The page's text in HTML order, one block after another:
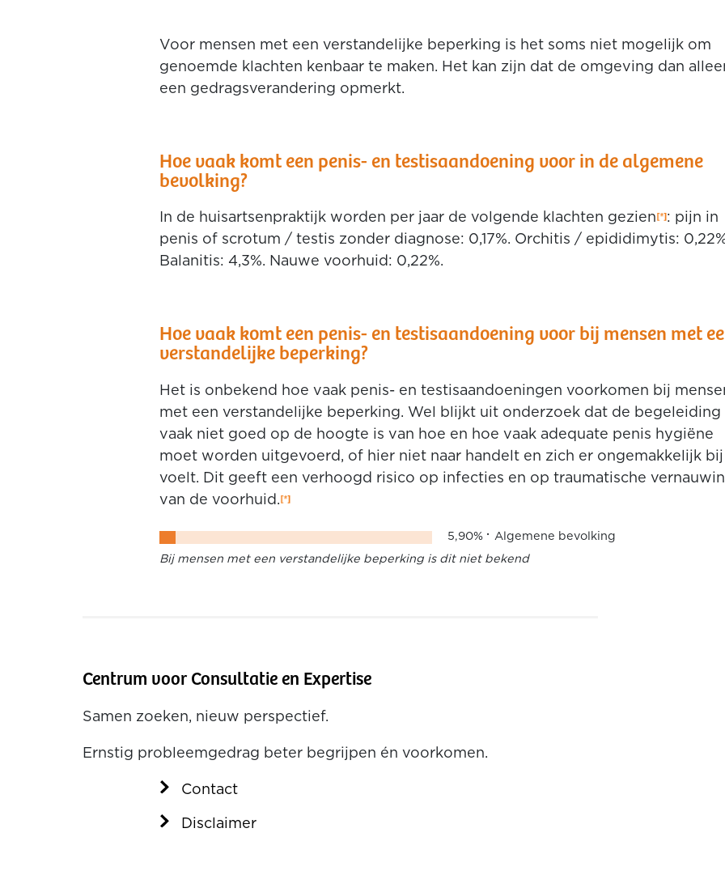
Voor mensen met een verstandelijke beperking is het soms niet mogelijk om
genoemde klachten kenbaar te maken. Het kan zijn dat de omgeving dan
een gedragsverandering opmerkt.
Hoe vaak komt een penis- en testisaandoening voor in de algemene
bevolking?
In de huisartsenpraktijk worden per jaar de volgende klachten gezien
: pijn in
penis of scrotum / testis zonder diagnose: 0,17%. Orchitis / epididimytis:
Balanitis: 4,3%. Nauwe voorhuid: 0,22%.
Hoe vaak komt een penis- en testisaandoening voor bij mensen met
verstandelijke beperking?
Het is onbekend hoe vaak penis- en testisaandoeningen voorkomen bij
met een verstandelijke beperking. Wel blijkt uit onderzoek dat de begeleiding
vaak niet goed op de hoogte is van hoe en hoe vaak adequate penis hygiëne
moet worden uitgevoerd, of hier niet naar handelt en zich er ongemakkelijk bij
voelt. Dit geeft een verhoogd risico op infecties en op traumatische
van de voorhuid.
5,90%
Algemene bevolking
Bij mensen met een verstandelijke beperking is dit niet bekend
Centrum voor Consultatie en Expertise
Samen zoeken, nieuw perspectief.
Ernstig probleemgedrag beter begrijpen én voorkomen.
Contact
Disclaimer